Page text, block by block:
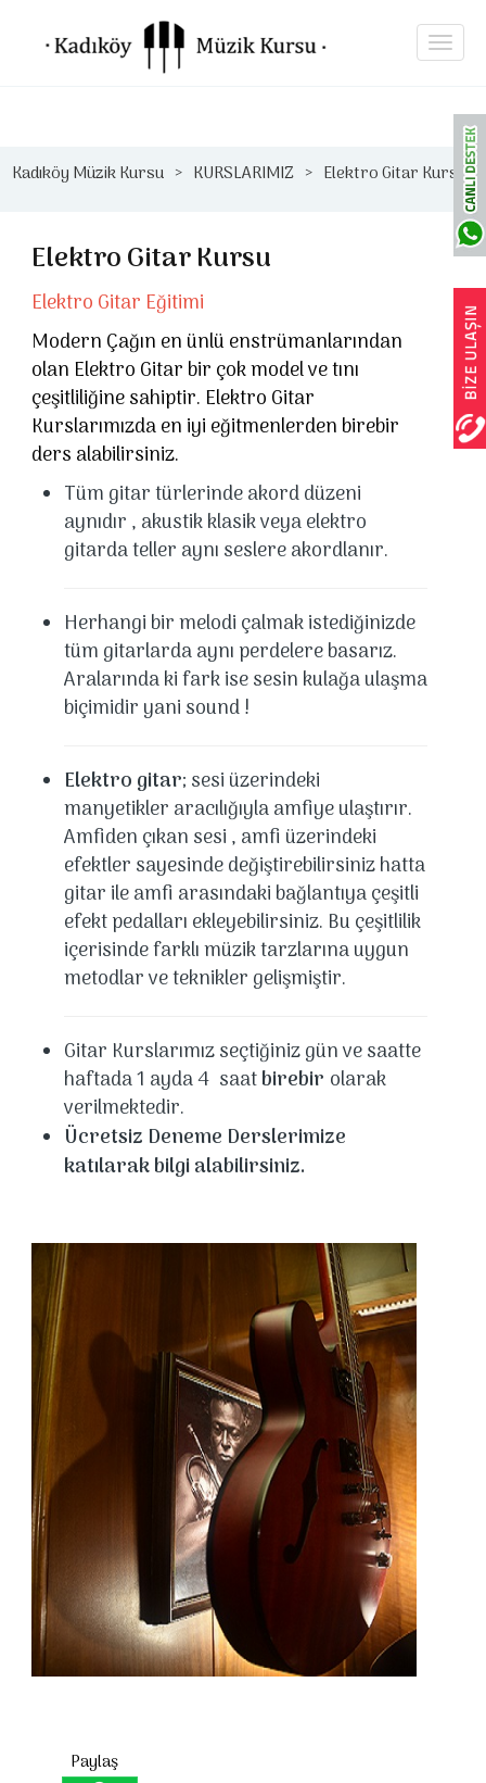
Kadıköy Müzik Kursu KURSLARIMIZ Elektro Gitar Kursu
Elektro Gitar Kursu
Elektro Gitar Eğitimi
Modern Çağın en ünlü enstrümanlarından
olan Elektro Gitar bir çok model ve tını
çeşitliliğine sahiptir. Elektro Gitar
Kurslarımızda en iyi eğitmenlerden birebir
ders alabilirsiniz.
Tüm gitar türlerinde akord düzeni
aynıdır , akustik klasik veya elektro
gitarda teller aynı seslere akordlanır.
Herhangi bir melodi çalmak istediğinizde
tüm gitarlarda aynı perdelere basarız.
Aralarında ki fark ise sesin kulağa ulaşma
biçimidir yani sound !
Elektro gitar; sesi üzerindeki
manyetikler aracılığıyla amfiye ulaştırır.
Amfiden çıkan sesi , amfi üzerindeki
efektler sayesinde değiştirebilirsiniz hatta
gitar ile amfi arasındaki bağlantıya çeşitli
efekt pedalları ekleyebilirsiniz. Bu çeşitlilik
içerisinde farklı müzik tarzlarına uygun
metodlar ve teknikler gelişmiştir.
Gitar Kurslarımız seçtiğiniz gün ve saatte
haftada 1 ayda 4 saatbirebir olarak
verilmektedir.
Ücretsiz Deneme Derslerimize
katılarak bilgi alabilirsiniz.